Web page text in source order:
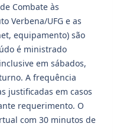
Combate às
Verbena/UFG e as
equipamento) são
é ministrado
em sábados,
A frequência
justificadas em casos
requerimento. O
com 30 minutos de